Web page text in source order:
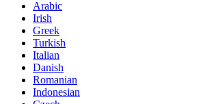
Arabic
Irish
Greek
Turkish
Italian
Danish
Romanian
Indonesian